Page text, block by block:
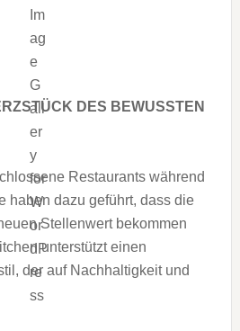
DES BEWUSSTEN
Restaurants während
haben dazu geführt, dass die
Stellenwert bekommen
unterstützt einen
der auf Nachhaltigkeit und